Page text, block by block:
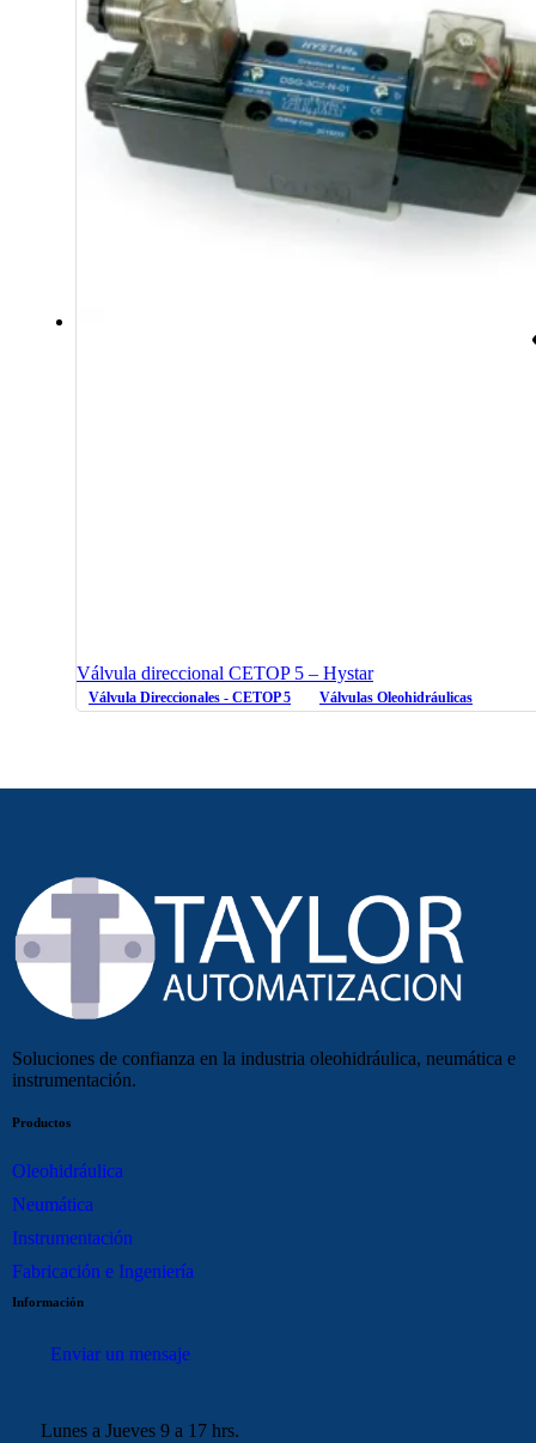
Válvula direccional CETOP 5 – Hystar
Válvula Direccionales - CETOP 5 Válvulas Oleohidráulicas
Soluciones de confianza en la industria oleohidráulica, neumática e
instrumentación.
Productos
Oleohidráulica
Neumática
Instrumentación
Fabricación e Ingeniería
Información
Enviar un mensaje
Lunes a Jueves 9 a 17 hrs.